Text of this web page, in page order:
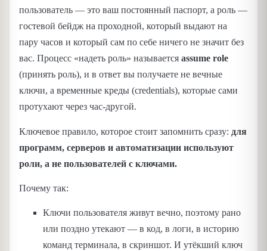
пользователь — это ваш постоянный паспорт, а роль —
гостевой бейдж на проходной, который выдают на
пару часов и который сам по себе ничего не значит без
вас. Процесс «надеть роль» называется assume role
(принять роль), и в ответ вы получаете не вечные
ключи, а временные креды (credentials), которые сами
протухают через час-другой.
Ключевое правило, которое стоит запомнить сразу: для
программ, серверов и автоматизации используют
роли, а не пользователей с ключами.
Почему так:
Ключи пользователя живут вечно, поэтому рано
или поздно утекают — в код, в логи, в историю
команд терминала, в скриншот. И утёкший ключ